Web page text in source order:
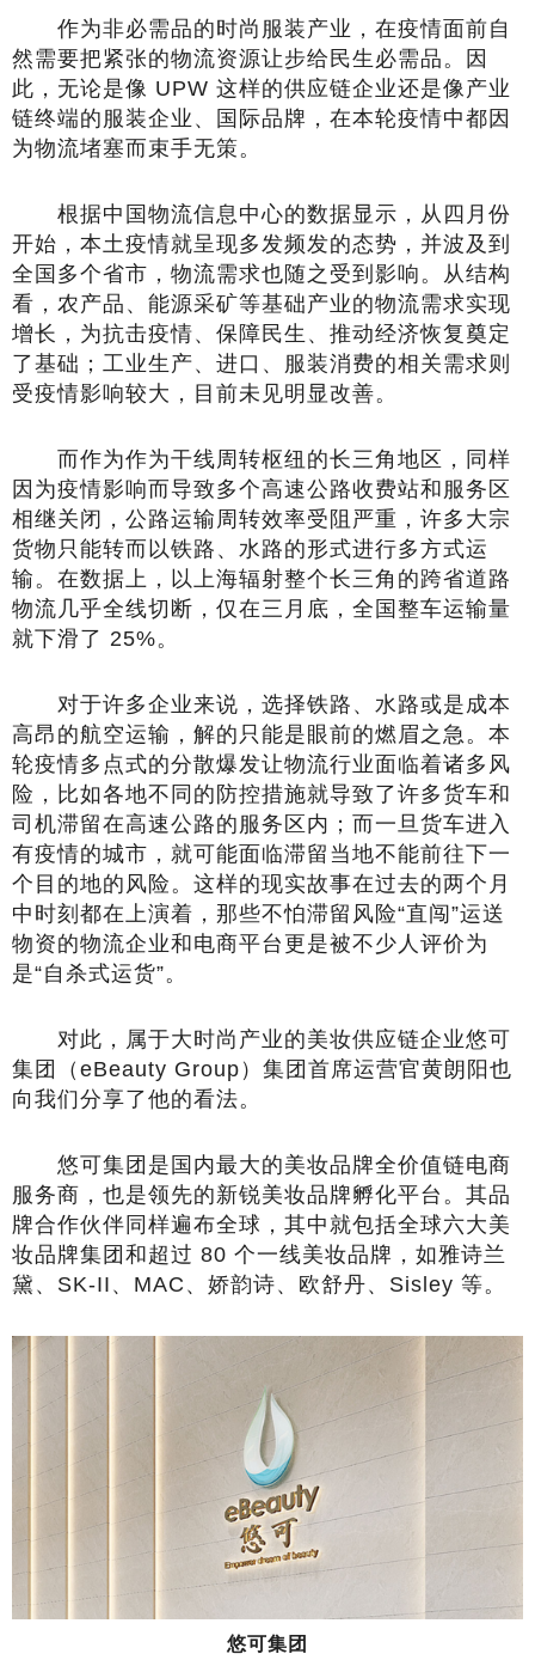
作为非必需品的时尚服装产业，在疫情面前自
然需要把紧张的物流资源让步给民生必需品。因
此，无论是像 UPW 这样的供应链企业还是像产业
链终端的服装企业、国际品牌，在本轮疫情中都因
为物流堵塞而束手无策。
根据中国物流信息中心的数据显示，从四月份
开始，本土疫情就呈现多发频发的态势，并波及到
全国多个省市，物流需求也随之受到影响。从结构
看，农产品、能源采矿等基础产业的物流需求实现
增长，为抗击疫情、保障民生、推动经济恢复奠定
了基础；工业生产、进口、服装消费的相关需求则
受疫情影响较大，目前未见明显改善。
而作为作为干线周转枢纽的长三角地区，同样
因为疫情影响而导致多个高速公路收费站和服务区
相继关闭，公路运输周转效率受阻严重，许多大宗
货物只能转而以铁路、水路的形式进行多方式运
输。在数据上，以上海辐射整个长三角的跨省道路
物流几乎全线切断，仅在三月底，全国整车运输量
就下滑了 25%。
对于许多企业来说，选择铁路、水路或是成本
高昂的航空运输，解的只能是眼前的燃眉之急。本
轮疫情多点式的分散爆发让物流行业面临着诸多风
险，比如各地不同的防控措施就导致了许多货车和
司机滞留在高速公路的服务区内；而一旦货车进入
有疫情的城市，就可能面临滞留当地不能前往下一
个目的地的风险。这样的现实故事在过去的两个月
中时刻都在上演着，那些不怕滞留风险“直闯”运送
物资的物流企业和电商平台更是被不少人评价为
是“自杀式运货”。
对此，属于大时尚产业的美妆供应链企业悠可
集团（eBeauty Group）集团首席运营官黄朗阳也
向我们分享了他的看法。
悠可集团是国内最大的美妆品牌全价值链电商
服务商，也是领先的新锐美妆品牌孵化平台。其品
牌合作伙伴同样遍布全球，其中就包括全球六大美
妆品牌集团和超过 80 个一线美妆品牌，如雅诗兰
黛、SK-II、MAC、娇韵诗、欧舒丹、Sisley 等。
悠可集团